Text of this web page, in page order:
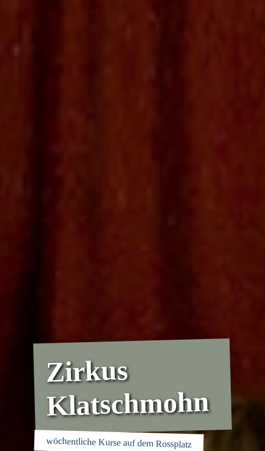
Zirkus
Klatschmohn
wöchentliche Kurse auf dem Rossplatz